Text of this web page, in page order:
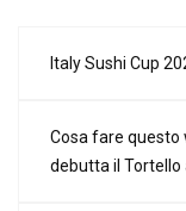
Italy Sushi Cup
Cosa fare questo
debutta il Tortello